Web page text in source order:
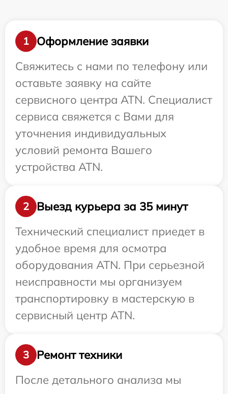
1
Оформление заявки
Свяжитесь с нами по телефону или
оставьте заявку на сайте
сервисного центра ATN. Специалист
сервиса свяжется с Вами для
уточнения индивидуальных
условий ремонта Вашего
устройства ATN.
2
Выезд курьера за 35 минут
Технический специалист приедет в
удобное время для осмотра
оборудования ATN. При серьезной
неисправности мы организуем
транспортировку в мастерскую в
сервисный центр ATN.
3
Ремонт техники
После детального анализа мы